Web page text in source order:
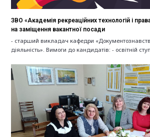
ЗВО «Академія рекреаційних технологій і
на заміщення вакантної посади
- старший викладач кафедри
діяльність». Вимоги до кандидатів: - освітній